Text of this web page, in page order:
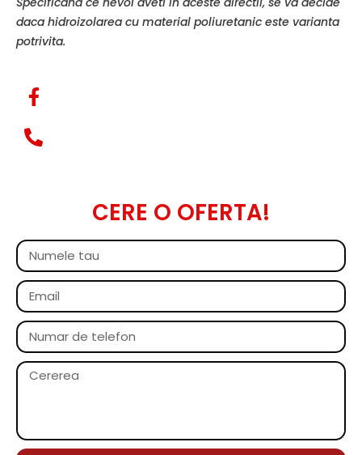
daca hidroizolarea cu material poliuretanic este varianta
potrivita.
CERE O OFERTA!